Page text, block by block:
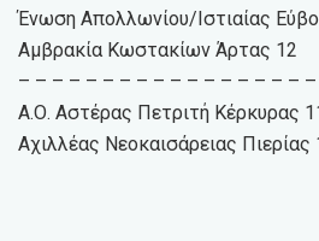
Ένωση Απολλωνίου/Ιστιαίας
Αμβρακία Κωστακίων Άρτας 12
– – – – – – – – – – – – – – – – –
Α.Ο. Αστέρας Πετριτή Κέρκυρας
Αχιλλέας Νεοκαισάρειας Πιερίας